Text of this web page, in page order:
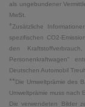
als ungebundener
MwSt.
*Zusätzliche
spezifischen CO2-
den
Personenkraftwagen"
Deutschen Automobil
**Die Umweltprämie des
Umweltprämie muss nach
Die verwendeten Bilder